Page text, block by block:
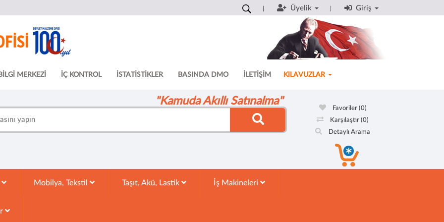
Üyelik Giriş
MERKEZİ İÇ KONTROL İSTATİSTİKLER BASINDA DMO İLETİŞİM KILAVUZLAR
"Kamuda Akıllı Satınalma"
Favoriler (0)
Karşılaştır (0)
Detaylı Arama
Mobilya, Tekstil Taşıt, Akü, Lastik İş Makineleri